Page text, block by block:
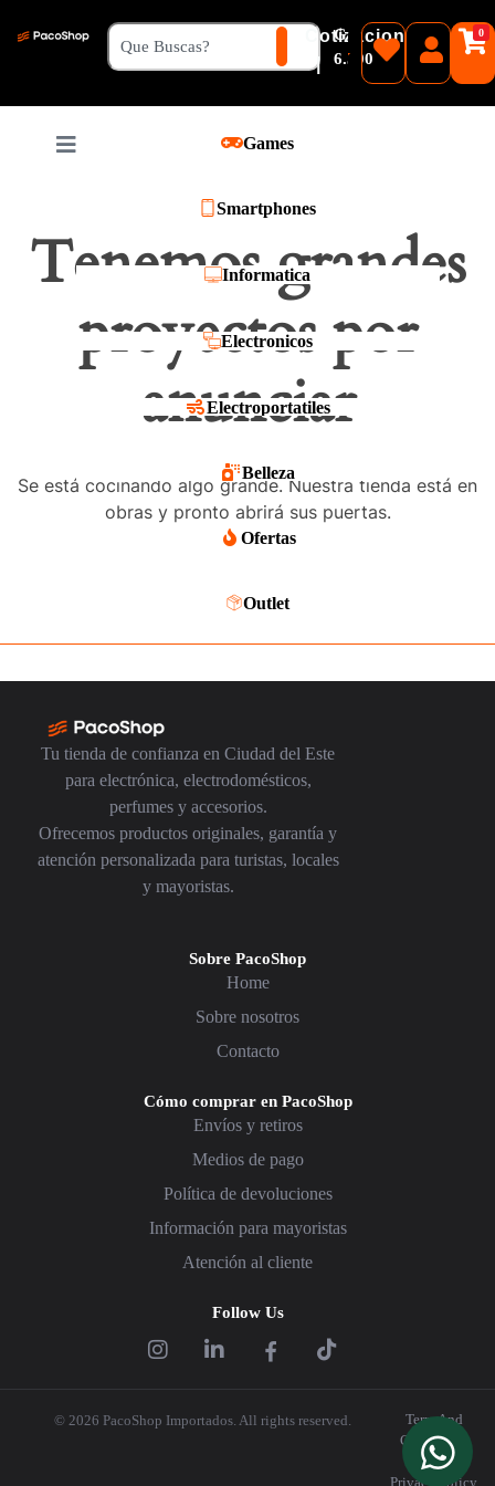
Cotizacion
|
₲
6.500Guaranies
0
Games
Smartphones
Informatica
Electronicos
Electroportatiles
Belleza
Ofertas
Outlet
Tenemos grandes
proyectos por
anunciar
Se está cocinando algo grande. Nuestra tienda está en
obras y pronto abrirá sus puertas.
Tu tienda de confianza en Ciudad del Este
para electrónica, electrodomésticos,
perfumes y accesorios.
Ofrecemos productos originales, garantía y
atención personalizada para turistas, locales
y mayoristas.
Sobre PacoShop
Home
Sobre nosotros
Contacto
Cómo comprar en PacoShop
Envíos y retiros
Medios de pago
Política de devoluciones
Información para mayoristas
Atención al cliente
Follow Us
© 2026 PacoShop Importados. All rights reserved.
Term And
Conditions
|
Privacy Policy